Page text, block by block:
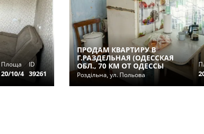
Площа
20/10/4
ID
39261
ПРОДАМ КВАРТИРУ В
Г.РАЗДЕЛЬНАЯ (ОДЕССКАЯ
ОБЛ., 70 КМ ОТ ОДЕССЫ
Роздільна, ул. Польова